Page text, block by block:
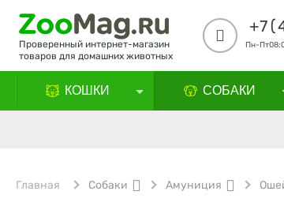
Проверенный интернет-магазин
товаров для домашних животных
Пн-
КОШКИ СОБАКИ
Главная Собаки Амуниция